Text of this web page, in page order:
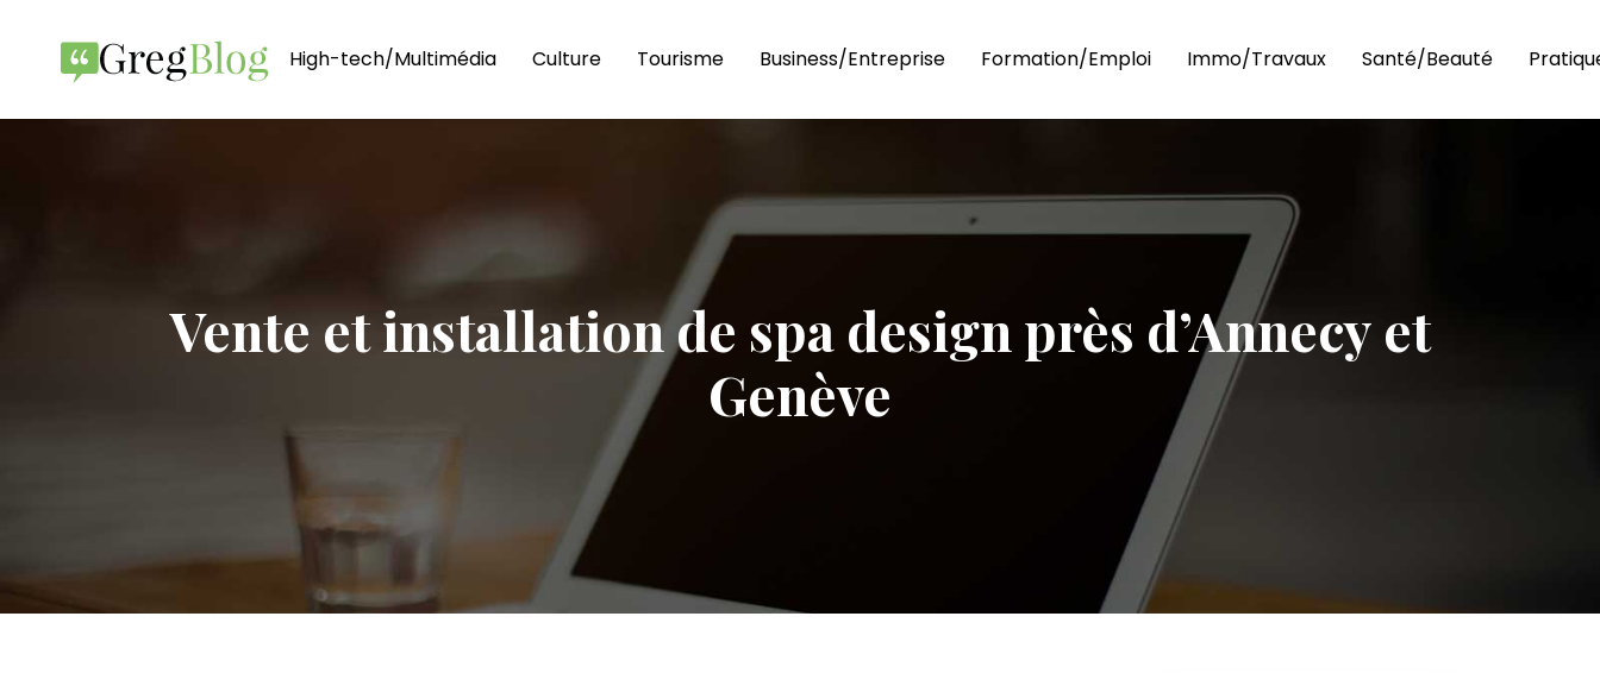
High-tech/Multimédia Culture Tourisme Business/Entreprise Formation/Emploi Immo/Travaux Santé/Beauté
Vente et installation de spa design près d’Annecy et
Genève